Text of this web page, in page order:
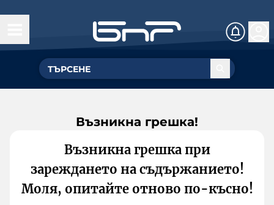
Възникна грешка!
Възникна грешка при
зареждането на съдържанието!
Моля, опитайте отново по-късно!